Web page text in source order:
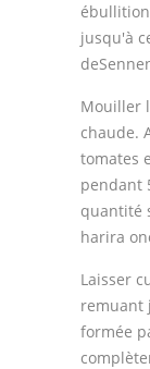
jusqu'à
Mouiller
chaude.
tomates
pendant
quantité
harira
Laisser
remuant
formée